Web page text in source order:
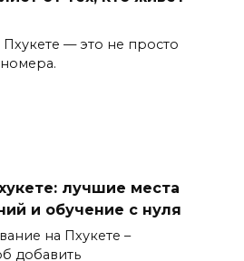
— это не просто
лучшие места
и обучение с нуля
на Пхукете –
добавить